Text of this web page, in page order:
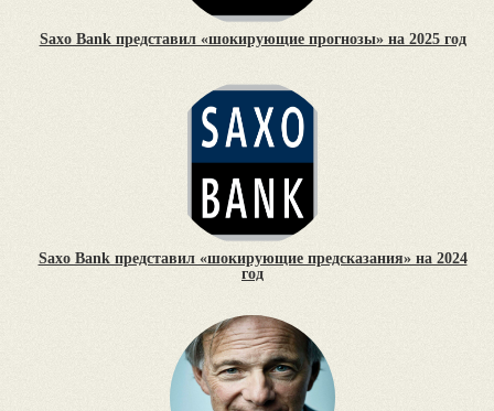
Saxo Bank представил «шокирующие прогнозы» на 2025 год
Saxo Bank представил «шокирующие предсказания» на 2024
год